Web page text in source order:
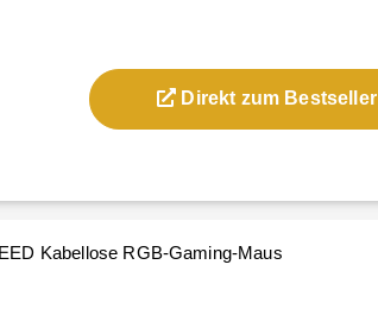
Direkt zum Bestseller
Kabellose RGB-Gaming-Maus